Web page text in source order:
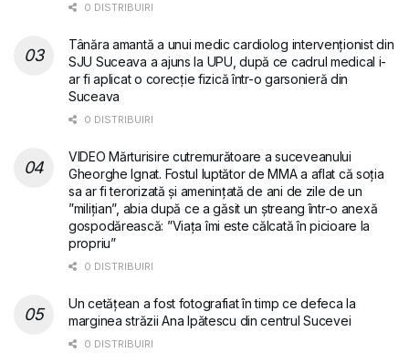
0 DISTRIBUIRI
Tânăra amantă a unui medic cardiolog intervenționist din
SJU Suceava a ajuns la UPU, după ce cadrul medical i-
ar fi aplicat o corecție fizică într-o garsonieră din
Suceava
0 DISTRIBUIRI
VIDEO Mărturisire cutremurătoare a suceveanului
Gheorghe Ignat. Fostul luptător de MMA a aflat că soția
sa ar fi terorizată și amenințată de ani de zile de un
”milițian”, abia după ce a găsit un ștreang într-o anexă
gospodărească: ”Viața îmi este călcată în picioare la
propriu”
0 DISTRIBUIRI
Un cetățean a fost fotografiat în timp ce defeca la
marginea străzii Ana Ipătescu din centrul Sucevei
0 DISTRIBUIRI